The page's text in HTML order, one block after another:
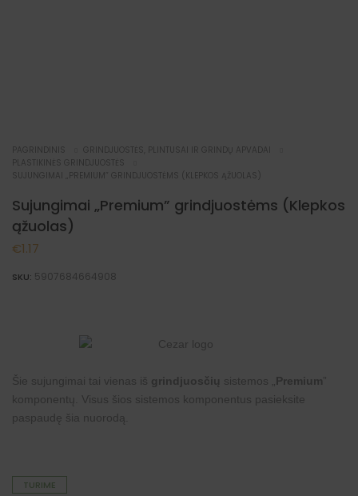
PAGRINDINIS
GRINDJUOSTĖS, PLINTUSAI IR GRINDŲ APVADAI
PLASTIKINĖS GRINDJUOSTĖS
SUJUNGIMAI „PREMIUM” GRINDJUOSTĖMS (KLEPKOS ĄŽUOLAS)
Sujungimai „Premium” grindjuostėms (Klepkos
ąžuolas)
€1.17
SKU: 5907684664908
Šie sujungimai tai vienas iš grindjuosčių sistemos „ Premium ”
komponentų. Visus šios sistemos komponentus pasieksite
paspaudę šia nuorodą
TURIME